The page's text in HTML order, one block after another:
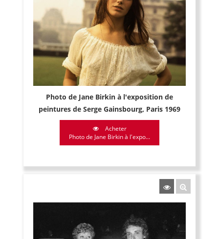
Photo de Jane Birkin à l'exposition de
peintures de Serge Gainsbourg, Paris 1969
Acheter
Photo de Jane Birkin à l'expo...